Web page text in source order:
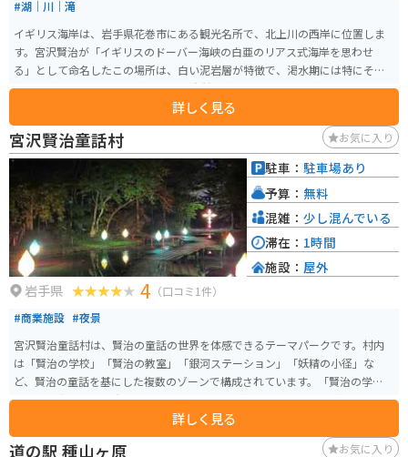
として栄えた「盛岡城跡公園」などがあります。 大東町の名産品としては、
先述の「大東そば」の他に、きのこや山菜、雑穀なども有名です。地元の食
材を使ったお土産も道の駅で購入できます。 自然豊かな大東町で、地元の味
覚や景色を楽しみながら、道の駅 だいとうでゆっくりと休憩してみてはいか
がでしょうか。
#湖｜川｜滝
イギリス海岸は、岩手県花巻市にある観光名所で、北上川の西岸に位置しま
す。宮沢賢治が「イギリスのドーバー海峡の白亜のリアス式海岸を思わせ
る」として命名したこの場所は、白い泥岩層が特徴で、渇水期には特にその
美しい姿を見せます。 見どころは、自然の美しさと文学的な背景です。川沿
いに設けられた遊歩道を散策しながら、宮沢賢治の世界観を感じることがで
きます。また、周辺には宮沢賢治記念館や宮沢賢治童話村といった関連施設
もあり、賢治ファンにはたまらないスポットです。駐車場があり、混雑はほ
とんどありません。近くにはトイレも完備しています。
詳しく見る
宮沢賢治童話村 お気に入り
岩手県 4 （口コミ1件）
#商業施設 #夜景
宮沢賢治童話村は、賢治の童話の世界を体感できるテーマパークです。村内
は「賢治の学校」「賢治の教室」「銀河ステーション」「妖精の小径」な
ど、賢治の童話を基にした複数のゾーンで構成されています。「賢治の学校」
では、宇宙や天空、大地をテーマにした展示があり、訪れる人々が賢治の幻
想的な世界を楽しみながら学ぶことができます。ま た、「賢治の教室」には
ログハウスが並び、植物や動物、星に関する展示がされています。季節ごと
詳しく見る
駐車： 駐車場あり
予算： 無料
混雑： 少し混んでいる
滞在： 1時間
施設： 屋外
道の駅 種山ヶ原 お気に入り